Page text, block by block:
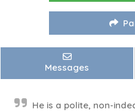
Messages
He is a polite, non-